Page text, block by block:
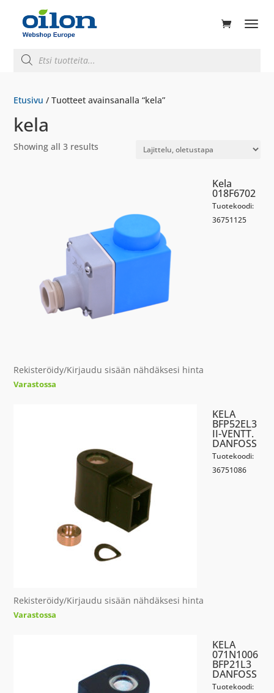
search
Etusivu / Tuotteet avainsanalla “kela”
kela
Showing all 3 results
Kela
018F6702
Tuotekoodi:
36751125
Rekisteröidy/Kirjaudu sisään nähdäksesi hinta
Varastossa
KELA
BFP52EL3
II-VENTT.
DANFOSS
Tuotekoodi:
36751086
Rekisteröidy/Kirjaudu sisään nähdäksesi hinta
Varastossa
KELA
071N1006
BFP21L3
DANFOSS
Tuotekoodi: